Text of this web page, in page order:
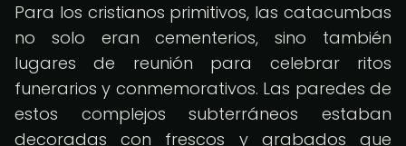
Para los cristianos primitivos, las catacumbas
no solo eran cementerios, sino también
lugares de reunión para celebrar ritos
funerarios y conmemorativos. Las paredes de
estos complejos subterráneos estaban
decoradas con frescos y grabados que